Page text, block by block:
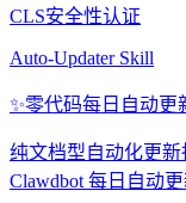
CLS安全性认证
Auto-Updater Skill
✨零代码每日自动更
纯文档型自动化更
Clawdbot 每日自动